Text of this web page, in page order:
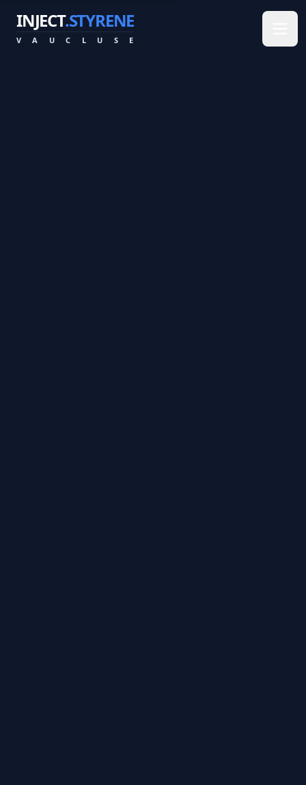
INJECT.STYRENE
V A U C L U S E